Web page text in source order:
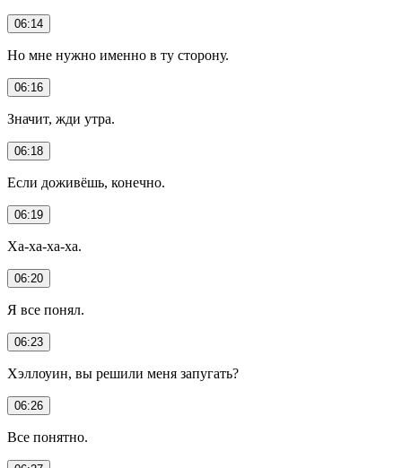
06:14
Но мне нужно именно в ту сторону.
06:16
Значит, жди утра.
06:18
Если доживёшь, конечно.
06:19
Ха-ха-ха-ха.
06:20
Я все понял.
06:23
Хэллоуин, вы решили меня запугать?
06:26
Все понятно.